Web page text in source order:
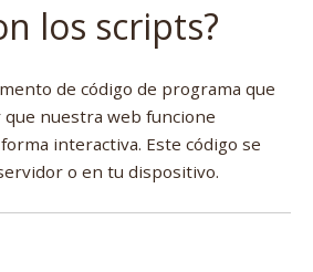
los scripts?
de código de programa que
nuestra web funcione
interactiva. Este código se
o en tu dispositivo.